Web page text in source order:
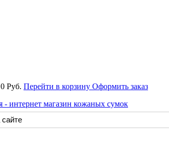
0 Руб. Перейти в корзину Оформить заказ